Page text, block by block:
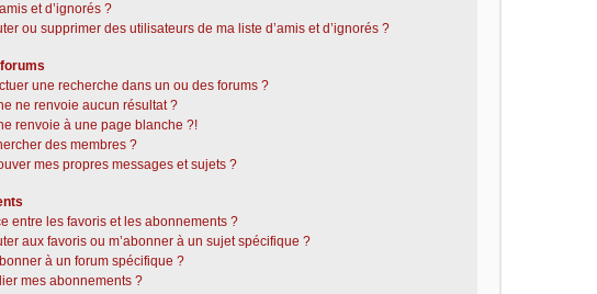
et d’ignorés ?
ou supprimer des utilisateurs de ma liste d’amis et d’ignorés ?
une recherche dans un ou des forums ?
ne renvoie aucun résultat ?
renvoie à une page blanche ?!
des membres ?
mes propres messages et sujets ?
entre les favoris et les abonnements ?
aux favoris ou m’abonner à un sujet spécifique ?
à un forum spécifique ?
mes abonnements ?